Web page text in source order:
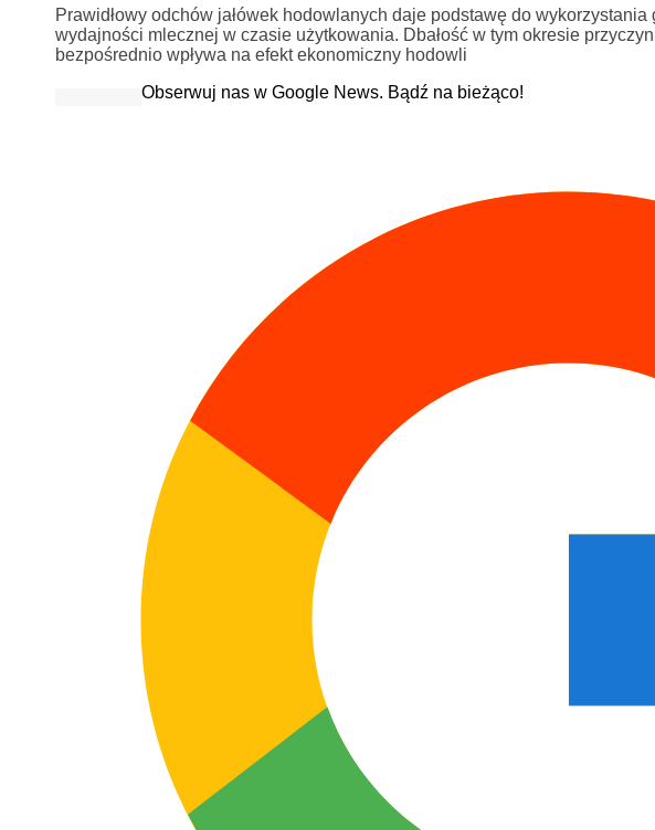
Prawidłowy odchów jałówek hodowlanych daje podstawę do
wydajności mlecznej w czasie użytkowania. Dbałość w tym okresie
bezpośrednio wpływa na efekt ekonomiczny hodowli
Obserwuj nas w Google News. Bądź na bieżąco!